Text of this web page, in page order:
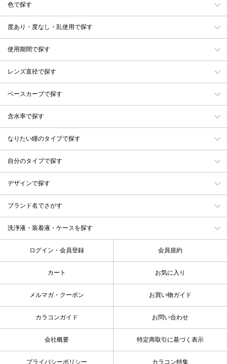
色で探す
度あり・度なし・乱使用で探す
使用期間で探す
レンズ直径で探す
ベースカーブで探す
含水率で探す
なりたい瞳のタイプで探す
自分のタイプで探す
デザインで探す
ブランド名でさがす
洗浄液・装着液・ケースを探す
ログイン・会員登録 会員規約
カート お気に入り
メルマガ・クーポン お買い物ガイド
カラコンガイド お問い合わせ
会社概要 特定商取引に基づく表示
プライバシーポリシー カラコン特集